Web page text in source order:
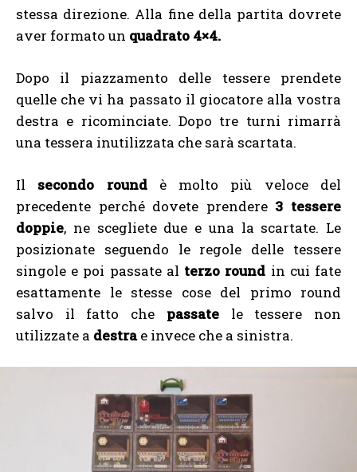
stessa direzione. Alla fine della partita dovrete
aver formato un quadrato 4×4.
Dopo il piazzamento delle tessere prendete
quelle che vi ha passato il giocatore alla vostra
destra e ricominciate. Dopo tre turni rimarrà
una tessera inutilizzata che sarà scartata.
Il secondo roundè molto più veloce del
precedente perché dovete prendere 3 tessere
doppie, ne scegliete due e una la scartate. Le
posizionate seguendo le regole delle tessere
singole e poi passate al terzo round in cui fate
esattamente le stesse cose del primo round
salvo il fatto che passatele tessere non
utilizzate a destrae invece che a sinistra.